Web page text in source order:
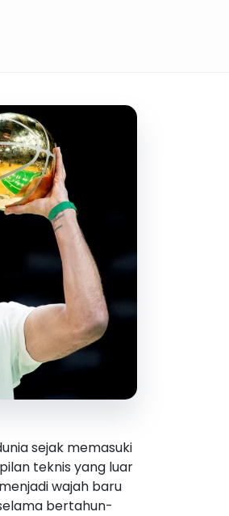
sejak memasuki
teknis yang luar
wajah baru
bertahun-